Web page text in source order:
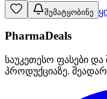
შემატყობინე
PharmaDeals
საუკეთესო ფასები და
პროდუქციაზე.